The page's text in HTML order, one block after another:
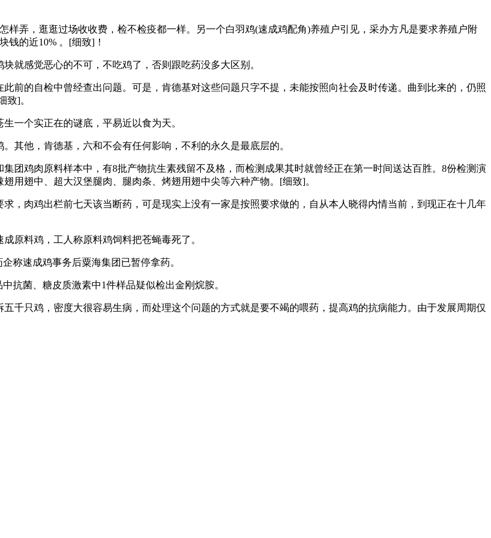
弄，逛逛过场收收费，检不检疫都一样。另一个白羽鸡(速成鸡配角)养殖户引见，采办方凡是要求养殖户附
钱的近10% 。[细致]！
感觉恶心的不可，不吃鸡了，否则跟吃药没多大区别。
的自检中曾经查出问题。可是，肯德基对这些问题只字不提，未能按照向社会及时传递。曲到比来的，仍照
致]。
一个实正在的谜底，平易近以食为天。
他，肯德基，六和不会有任何影响，不利的永久是最底层的。
鸡肉原料样本中，有8批产物抗生素残留不及格，而检测成果其时就曾经正在第一时间送达百胜。8份检测演
用翅中、超大汉堡腿肉、腿肉条、烤翅用翅中尖等六种产物。[细致]。
肉鸡出栏前七天该当断药，可是现实上没有一家是按照要求做的，自从本人晓得内情当前，到现正在十几年
原料鸡，工人称原料鸡饲料把苍蝇毒死了。
称速成鸡事务后粟海集团已暂停拿药。
菌、糖皮质激素中1件样品疑似检出金刚烷胺。
只鸡，密度大很容易生病，而处理这个问题的方式就是要不竭的喂药，提高鸡的抗病能力。由于发展周期仅